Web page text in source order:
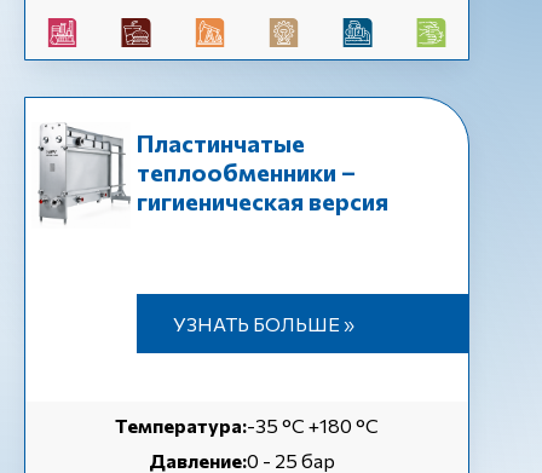
Пластинчатые
теплообменники –
гигиеническая версия
УЗНАТЬ БОЛЬШЕ »
Температура:-35 °C +180 °C
Давление:0 - 25 бар